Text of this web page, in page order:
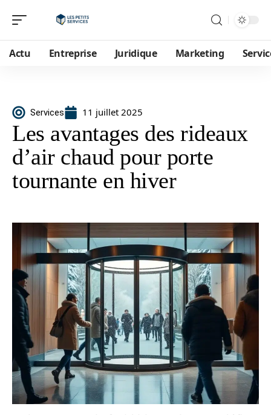
Actu Entreprise Juridique Marketing
Services 11 juillet 2025
Les avantages des rideaux
d’air chaud pour porte
tournante en hiver